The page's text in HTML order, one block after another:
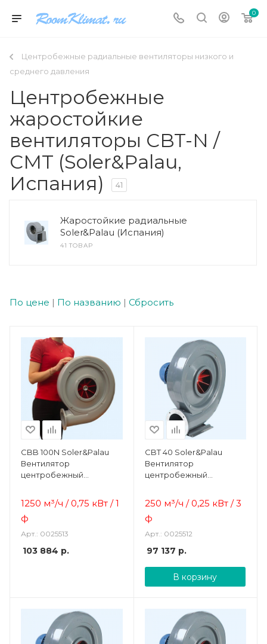
0
Центробежные радиальные вентиляторы низкого и
среднего давления
Центробежные
жаростойкие
вентиляторы CBT-N /
CMT (Soler&Palau,
Испания)
41
Жаростойкие радиальные
Soler&Palau (Испания)
41 ТОВАР
По цене | По названию | Сбросить
CBB 100N Soler&Palau
Вентилятор
центробежный
1250 м³/ч / 0,75 кВт / 1
ф
Арт.: 0025513
103 884 р.
CBT 40 Soler&Palau
Вентилятор
центробежный
250 м³/ч / 0,25 кВт / 3
ф
Арт.: 0025512
97 137 р.
В корзину